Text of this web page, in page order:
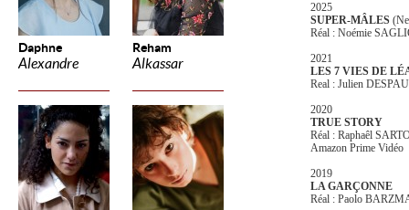
Daphne
Alexandre
Reham
Alkassar
2025
SUPER-MÂLES
Réal : Noémie
2021
LES 7 VIES DE
Real : Julien
2020
TRUE STORY
Réal : Raphaêl
Amazon Prime Vidéo
2019
LA GARÇONNE
Réal : Paolo